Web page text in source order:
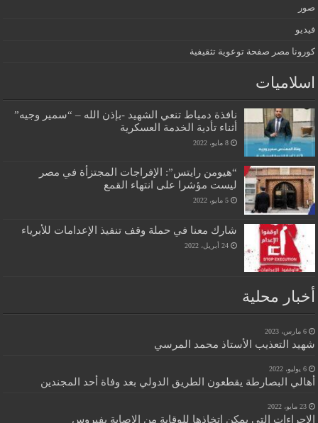
صور
فيديو
كورونا مصر صفحة توعوية تثقيفية
اسلاميات
نافذة دمياط تنعي الشهيد -بإذن الله – “سمير وجيه”
أثناء تأدية الخدمة العسكرية
8 مايو، 2022
“هيومن رايتس”: الإفراجات المجتزأة في مصر
ليست مؤشرا على انتهاء القمع
5 مايو، 2022
شارك معنا في حملة وقف تنفيذ الإعدامات للأبرياء
24 أبريل، 2022
أخبار محلية
6 مارس، 2023
شهيد التعذيب الأستاذ محمد المرسي
6 يوليو، 2022
أهالي البصارطة يقطعون الطريق الدولي بعد وفاة أحد المجندين
23 مايو، 2022
الإجراءات التي يمكن اتخاذها للوقاية من الإصابة بفيروس